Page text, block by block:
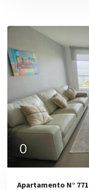
0
Apartamento N° 771